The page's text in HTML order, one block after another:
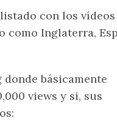
con los vídeos
como Inglaterra,
básicamente
views y si, sus